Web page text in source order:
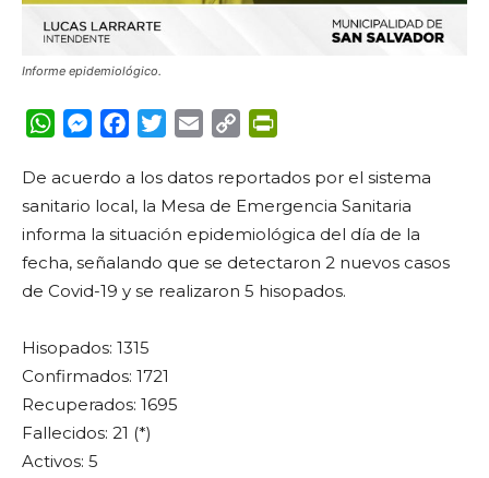
Informe epidemiológico.
WhatsApp
Messenger
FacebookTwitterEmail Copy
De acuerdo a los datos reportados por el sistema
sanitario local, la Mesa de Emergencia Sanitaria
informa la situación epidemiológica del día de la
fecha, señalando que se detectaron 2 nuevos casos
de Covid-19 y se realizaron 5 hisopados.
Hisopados: 1315
Confirmados: 1721
Recuperados: 1695
Fallecidos: 21 (*)
Activos: 5